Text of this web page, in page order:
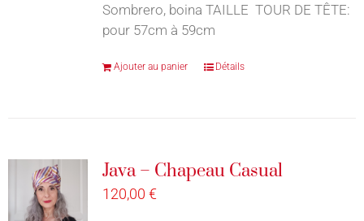
Sombrero, boina TAILLE TOUR DE TÊTE:
pour 57cm à 59cm
Ajouter au panier Détails
Java – Chapeau Casual
120,00 €